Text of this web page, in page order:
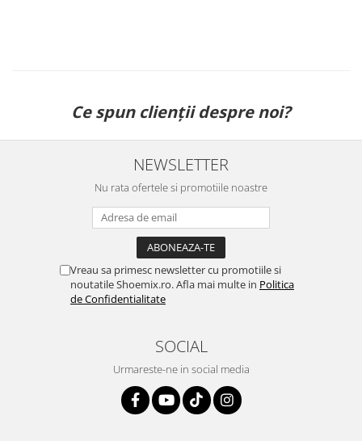
Ce spun clienții despre noi?
NEWSLETTER
Nu rata ofertele si promotiile noastre
Vreau sa primesc newsletter cu promotiile si
noutatile Shoemix.ro. Afla mai multe in Politica
de Confidentialitate
SOCIAL
Urmareste-ne in social media